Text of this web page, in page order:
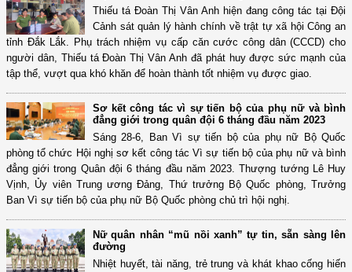
Thiếu tá Đoàn Thị Vân Anh hiện đang công tác tại Đội
Cảnh sát quản lý hành chính về trật tự xã hội Công an
tỉnh Đắk Lắk. Phụ trách nhiệm vụ cấp căn cước công dân (CCCD) cho
người dân, Thiếu tá Đoàn Thị Vân Anh đã phát huy được sức mạnh của
tập thể, vượt qua khó khăn để hoàn thành tốt nhiệm vụ được giao.
Sơ kết công tác vì sự tiến bộ của phụ nữ và bình
đẳng giới trong quân đội 6 tháng đầu năm 2023
Sáng 28-6, Ban Vì sự tiến bộ của phụ nữ Bộ Quốc
phòng tổ chức Hội nghị sơ kết công tác Vì sự tiến bộ của phụ nữ và bình
đẳng giới trong Quân đội 6 tháng đầu năm 2023. Thượng tướng Lê Huy
Vịnh, Ủy viên Trung ương Đảng, Thứ trưởng Bộ Quốc phòng, Trưởng
Ban Vì sự tiến bộ của phụ nữ Bộ Quốc phòng chủ trì hội nghị.
Nữ quân nhân “mũ nồi xanh” tự tin, sẵn sàng lên
đường
Nhiệt huyết, tài năng, trẻ trung và khát khao cống hiến